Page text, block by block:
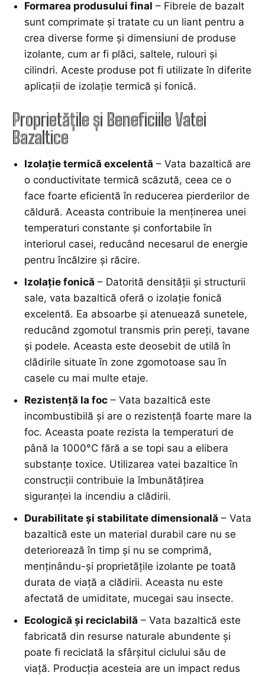
Formarea produsului final – Fibrele de bazalt
sunt comprimate și tratate cu un liant pentru a
crea diverse forme și dimensiuni de produse
izolante, cum ar fi plăci, saltele, rulouri și
cilindri. Aceste produse pot fi utilizate în diferite
aplicații de izolație termică și fonică.
Proprietățile și Beneficiile Vatei
Bazaltice
Izolație termică excelentă – Vata bazaltică are
o conductivitate termică scăzută, ceea ce o
face foarte eficientă în reducerea pierderilor de
căldură. Aceasta contribuie la menținerea unei
temperaturi constante și confortabile în
interiorul casei, reducând necesarul de energie
pentru încălzire și răcire.
Izolație fonică – Datorită densității și structurii
sale, vata bazaltică oferă o izolație fonică
excelentă. Ea absoarbe și atenuează sunetele,
reducând zgomotul transmis prin pereți, tavane
și podele. Aceasta este deosebit de utilă în
clădirile situate în zone zgomotoase sau în
casele cu mai multe etaje.
Rezistență la foc – Vata bazaltică este
incombustibilă și are o rezistență foarte mare la
foc. Aceasta poate rezista la temperaturi de
până la 1000°C fără a se topi sau a elibera
substanțe toxice. Utilizarea vatei bazaltice în
construcții contribuie la îmbunătățirea
siguranței la incendiu a clădirii.
Durabilitate și stabilitate dimensională – Vata
bazaltică este un material durabil care nu se
deteriorează în timp și nu se comprimă,
menținându-și proprietățile izolante pe toată
durata de viață a clădirii. Aceasta nu este
afectată de umiditate, mucegai sau insecte.
Ecologică și reciclabilă – Vata bazaltică este
fabricată din resurse naturale abundente și
poate fi reciclată la sfârșitul ciclului său de
viață. Producția acesteia are un impact redus